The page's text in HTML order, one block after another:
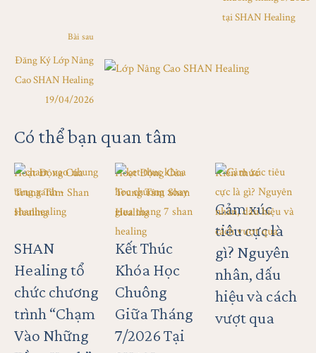
tại SHAN Healing
Bài sau
Đăng Ký Lớp Nâng
Cao SHAN Healing
19/04/2026
Có thể bạn quan tâm
Hoạt Động Của
Trung Tâm Shan
Healing
SHAN
Healing tổ
chức chương
trình “Chạm
Vào Những
Hoạt Động Của
Trung Tâm Shan
Healing
Kết Thúc
Khóa Học
Chuông
Giữa Tháng
7/2026 Tại
Kiến thức
Cảm xúc
tiêu cực là
gì? Nguyên
nhân, dấu
hiệu và cách
vượt qua